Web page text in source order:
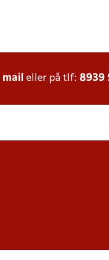
mail eller på tlf: 8939